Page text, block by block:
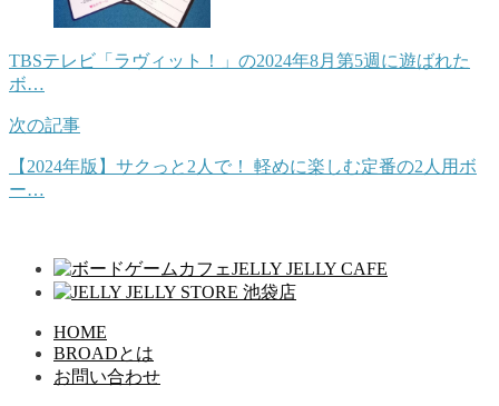
TBSテレビ「ラヴィット！」の2024年8月第5週に遊ばれた
ボ…
次の記事
【2024年版】サクっと2人で！ 軽めに楽しむ定番の2人用ボ
ー…
HOME
BROADとは
お問い合わせ